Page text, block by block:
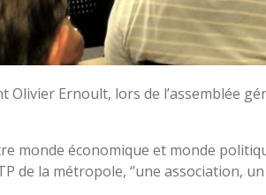
Olivier Ernoult, lors de l’assemblée
monde économique et monde
de la métropole, ‘’une association,